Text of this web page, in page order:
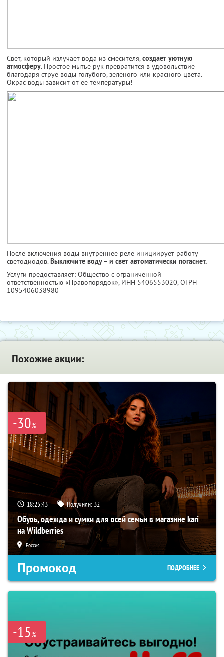
Свет, который излучает вода из смесителя,создает уютную
атмосферу. Простое мытье рук превратится в удовольствие
благодаря струе воды голубого, зеленого или красного цвета.
Окрас воды зависит от ее температуры!
После включения воды внутреннее реле инициирует работу
светодиодов.Выключите воду – и свет автоматически погаснет.
Услуги предоставляет: Общество с ограниченной
ответственностью «Правопорядок», ИНН 5406553020, ОГРН
1095406038980
Похожие акции:
-30%
18:25:42 Получили: 32
Обувь, одежда и сумки для всей семьи в магазине kari
на Wildberries
Россия
Промокод ПОДРОБНЕЕ
-15%